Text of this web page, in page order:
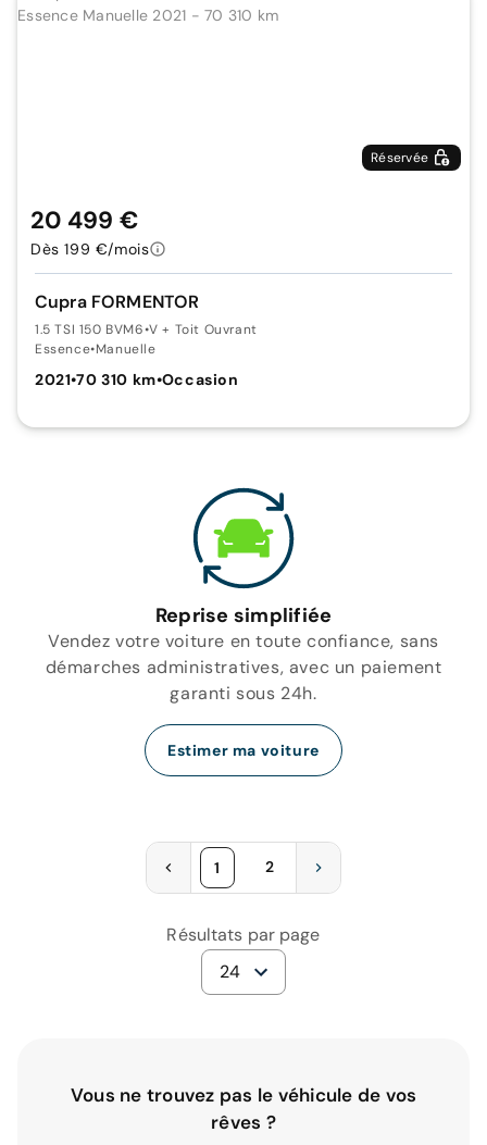
Réservée
Cupra FORMENTOR
1.5 TSI 150 BVM6•V + Toit Ouvrant
Essence•Manuelle
2021•70 310 km•Occasion
20 499 €
Dès 199 €/mois
Reprise simplifiée
Vendez votre voiture en toute confiance, sans
démarches administratives, avec un paiement
garanti sous 24h.
Estimer ma voiture
1 2
Résultats par page
24
Vous ne trouvez pas le véhicule de vos
rêves ?